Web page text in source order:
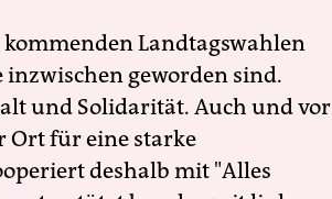
Landtagswahlen
geworden sind.
und Solidarität. Auch und vor
Ort für eine starke
deshalb mit "Alles